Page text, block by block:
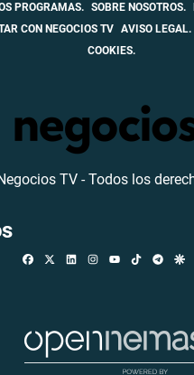
PROGRAMAS. SOBRE NOSOTROS.
CON NEGOCIOS TV AVISO LEGAL.
COOKIES.
TV - Todos los
FacebookLinkedinInstagramTikTok